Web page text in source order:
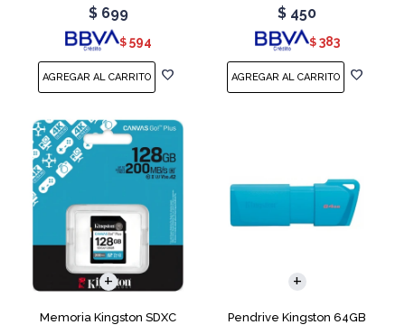
Purple
$ 699
$ 594
Blue
$ 450
$ 383
Memoria Kingston SDXC
Pendrive Kingston 64GB